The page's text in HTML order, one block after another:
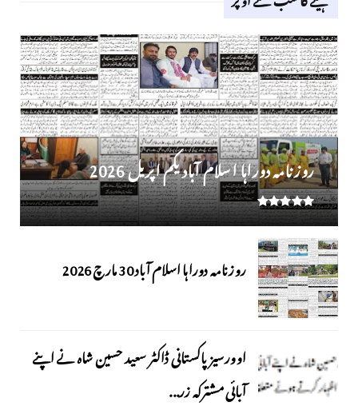
روز نامہ دوراہا اسلام آباد یکم اپریل 2026
روزنامہ دوراہا اسلام آباد 30 مارچ 2026
اوورسیز پاکستانی ڈاکٹر سعید حسین شاہ نے اپنے
آبائی مشترکہ زر...